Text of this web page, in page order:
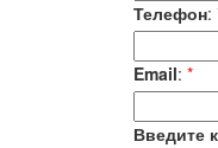
Телефон:
Email: *
Введите